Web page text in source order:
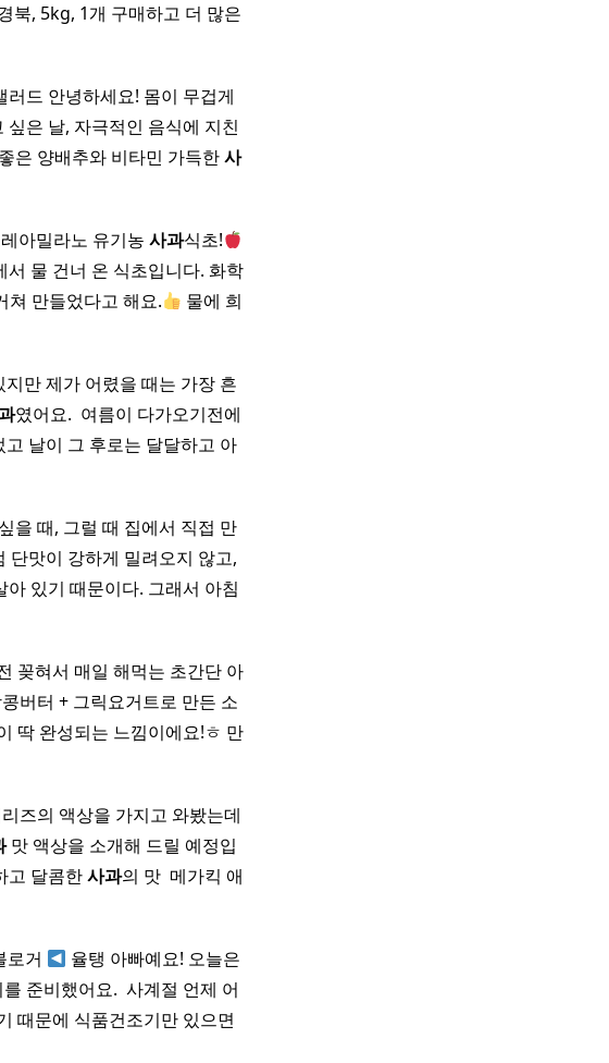
북, 5kg, 1개 구매하고 더 많은
러드 안녕하세요! 몸이 무겁게
은 날, 자극적인 음식에 지친
은 양배추와 비타민 가득한사
아밀라노 유기농 사과식초!
물 건너 온 식초입니다. 화학
만들었다고 해요.
물에 희
만 제가 어렸을 때는 가장 흔
였어요. ​ 여름이 다가오기전에
날이 그 후로는 달달하고 아
을 때, 그럴 때 집에서 직접 만
단맛이 강하게 밀려오지 않고,
있기 때문이다. 그래서 아침
꽂혀서 매일 해먹는 초간단 아
버터 + 그릭요거트로 만든 소
딱 완성되는 느낌이에요!ㅎ 만
즈의 액상을 가지고 와봤는데
맛 액상을 소개해 드릴 예정입
고 달콤한사과의 맛 ​ 메가킥 애
로거
율탱 아빠예요! 오늘은
준비했어요. ​ 사계절 언제 어
때문에 식품건조기만 있으면